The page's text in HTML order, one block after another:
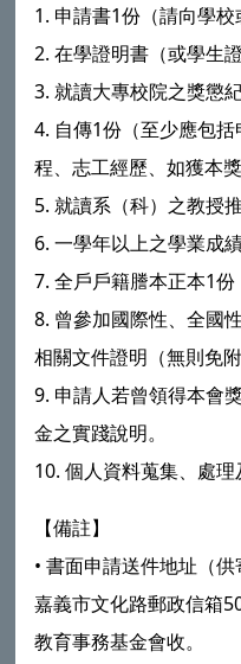
1. 申請書1份（請向學校
2. 在學證明書（或學生
3. 就讀大專校院之獎懲
4. 自傳1份（至少應包
程、志工經歷、如獲本
5. 就讀系（科）之教授
6. 一學年以上之學業成
7. 全戶戶籍謄本正本1份
8. 曾參加國際性、全國
相關文件證明（無則免附
9. 申請人若曾領得本會
金之實踐說明。
10. 個人資料蒐集、處理
【備註】
• 書面申請送件地址（供
嘉義市文化路郵政信箱
教育事務基金會收。